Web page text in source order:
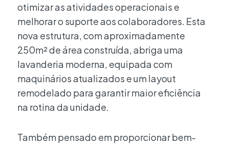
otimizar as atividades operacionais e
melhorar o suporte aos colaboradores. Esta
nova estrutura, com aproximadamente
250m² de área construída, abriga uma
lavanderia moderna, equipada com
maquinários atualizados e um layout
remodelado para garantir maior eficiência
na rotina da unidade.
Também pensado em proporcionar bem-